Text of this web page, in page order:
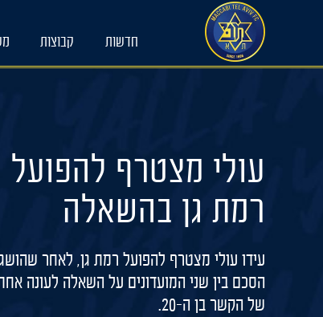
חדשות קבוצות
עולי מצטרף להפועל
רמת גן בהשאלה
עידו עולי מצטרף להפועל רמת גן, לאחר שהושג
הסכם בין שני המועדונים על השאלה לעונה
של הקשר בן ה-20.